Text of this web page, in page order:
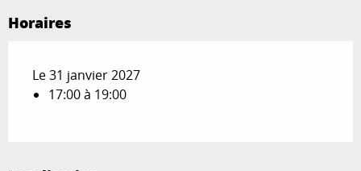
Horaires
Le 31 janvier 2027
17:00 à 19:00